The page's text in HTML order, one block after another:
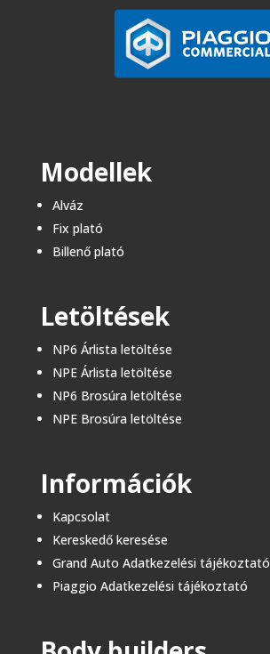
Modellek
Alváz
Fix plató
Billenő plató​
Letöltések
NP6 Árlista letöltése
NPE Árlista letöltése
NP6 Brosúra letöltése
NPE Brosúra letöltése
Információk
Kapcsolat
Kereskedő keresése
Grand Auto Adatkezelési tájékoztató
Piaggio Adatkezelési tájékoztató